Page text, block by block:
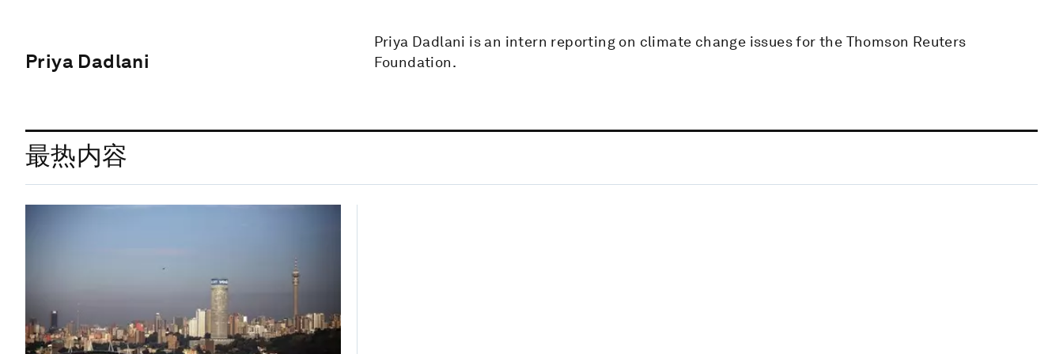
Priya Dadlani
Priya Dadlani is an intern reporting on climate change issues for the Thomson Reuters
Foundation.
最热内容